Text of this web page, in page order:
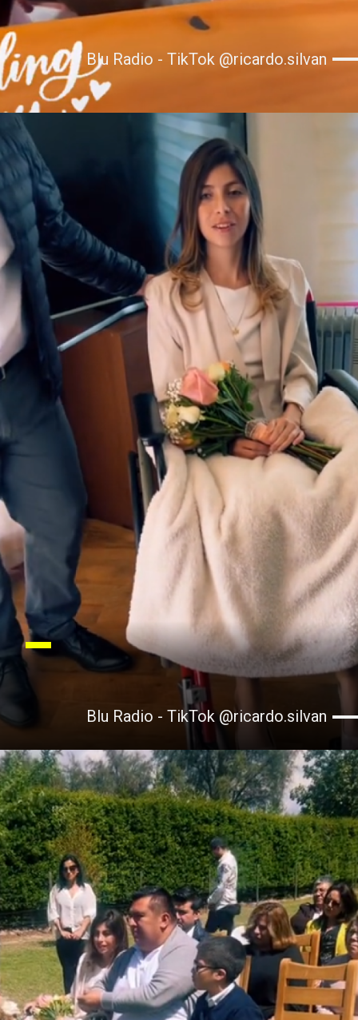
Blu Radio - TikTok @ricardo.silvan
Blu Radio - TikTok @ricardo.silvan